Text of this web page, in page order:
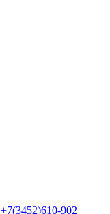
+7(3452)610-902